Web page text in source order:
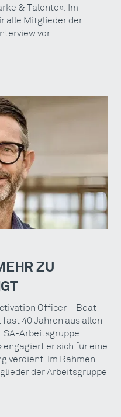
& Talente». Im
alle Mitglieder der
vor.
ZU
Officer – Beat
40 Jahren aus allen
Arbeitsgruppe
er sich für eine
verdient. Im Rahmen
der Arbeitsgruppe